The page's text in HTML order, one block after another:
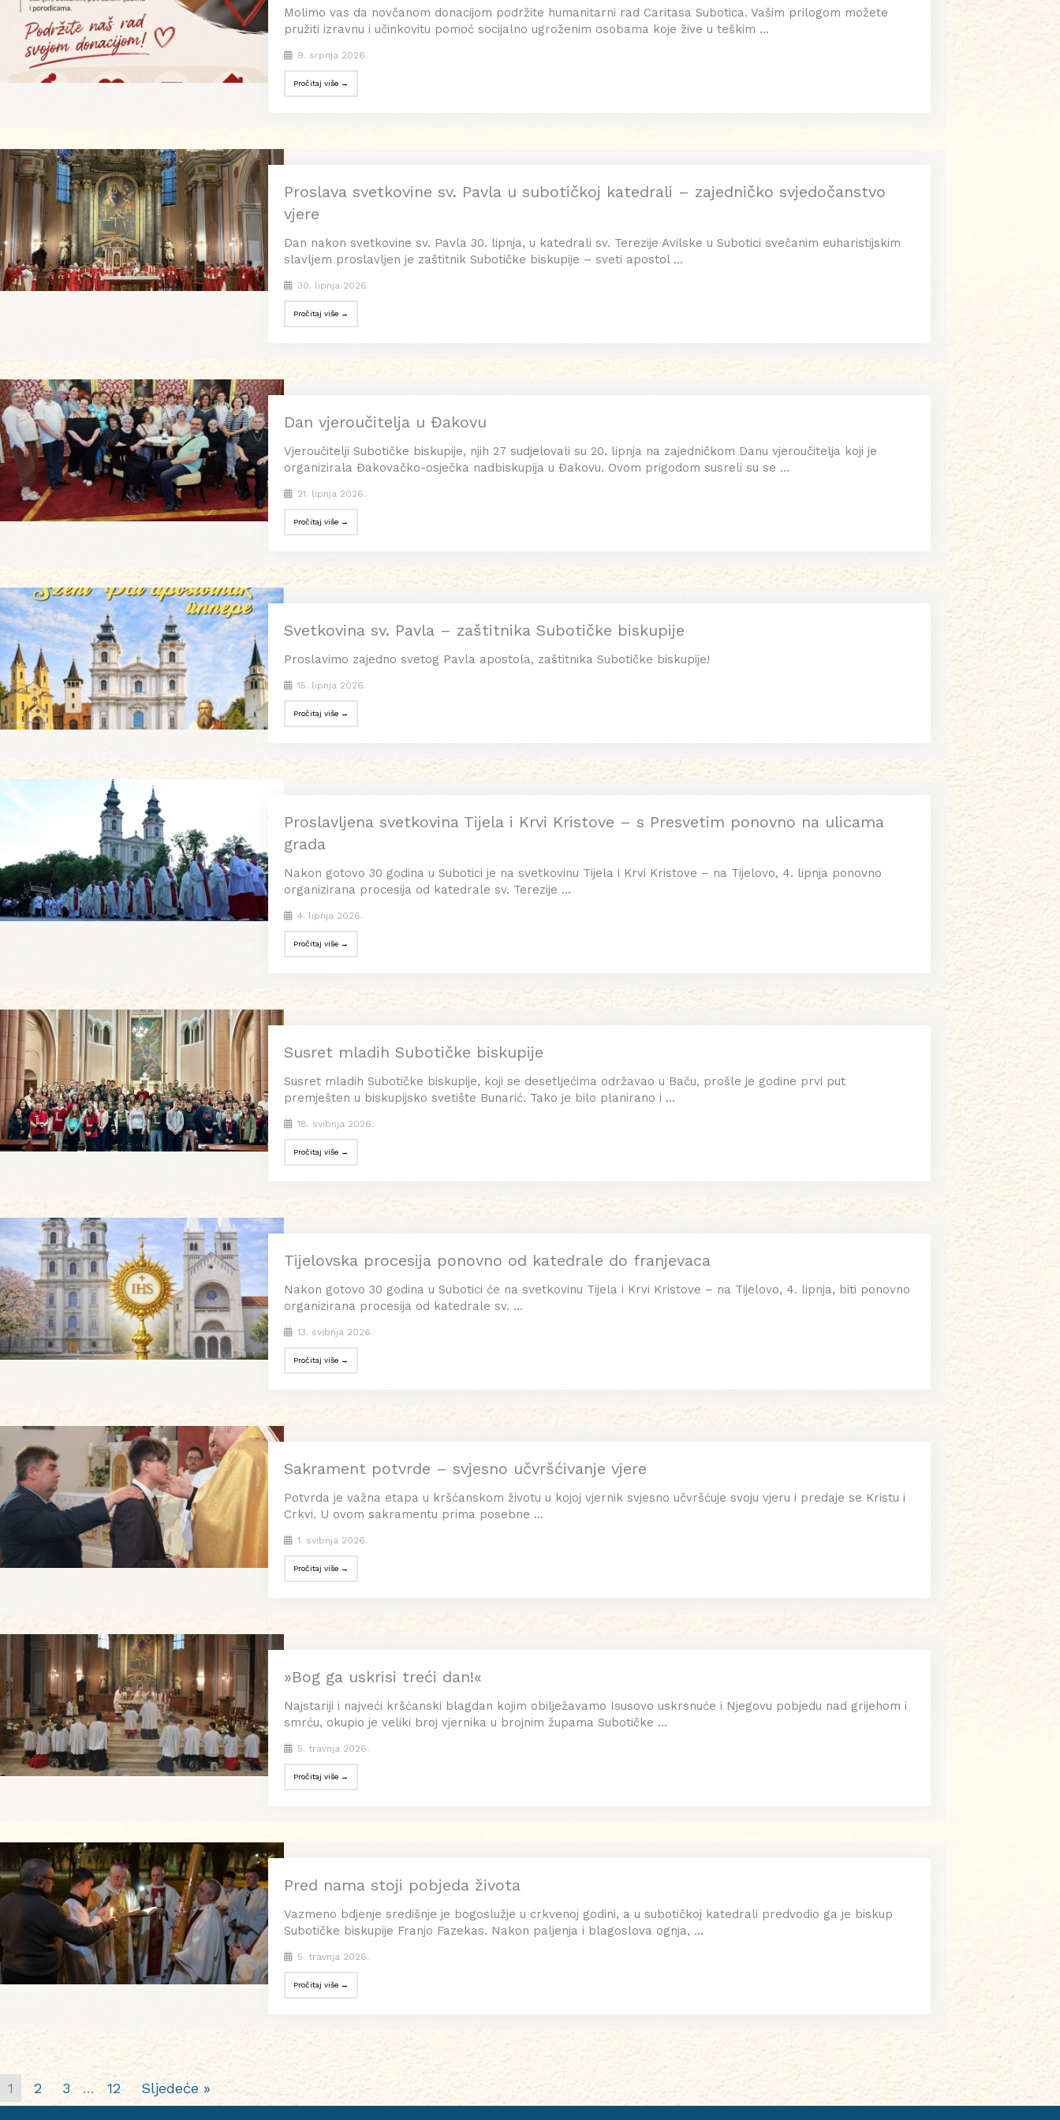
Molimo vas da novčanom donacijom podržite humanitarni rad Caritasa Subotica. Vašim prilogom možete
pružiti izravnu i učinkovitu pomoć socijalno ugroženim osobama koje žive u teškim ...
9. srpnja 2026.
Pročitaj više →
Proslava svetkovine sv. Pavla u subotičkoj katedrali – zajedničko svjedočanstvo
vjere
Dan nakon svetkovine sv. Pavla 30. lipnja, u katedrali sv. Terezije Avilske u Subotici svečanim euharistijskim
slavljem proslavljen je zaštitnik Subotičke biskupije – sveti apostol ...
30. lipnja 2026.
Pročitaj više →
Dan vjeroučitelja u Đakovu
Vjeroučitelji Subotičke biskupije, njih 27 sudjelovali su 20. lipnja na zajedničkom Danu vjeroučitelja koji je
organizirala Đakovačko-osječka nadbiskupija u Đakovu. Ovom prigodom susreli su se ...
21. lipnja 2026.
Pročitaj više →
Svetkovina sv. Pavla – zaštitnika Subotičke biskupije
Proslavimo zajedno svetog Pavla apostola, zaštitnika Subotičke biskupije!
15. lipnja 2026.
Pročitaj više →
Proslavljena svetkovina Tijela i Krvi Kristove – s Presvetim ponovno na ulicama
grada
Nakon gotovo 30 godina u Subotici je na svetkovinu Tijela i Krvi Kristove – na Tijelovo, 4. lipnja ponovno
organizirana procesija od katedrale sv. Terezije ...
4. lipnja 2026.
Pročitaj više →
Susret mladih Subotičke biskupije
Susret mladih Subotičke biskupije, koji se desetljećima održavao u Baču, prošle je godine prvi put
premješten u biskupijsko svetište Bunarić. Tako je bilo planirano i ...
18. svibnja 2026.
Pročitaj više →
Tijelovska procesija ponovno od katedrale do franjevaca
Nakon gotovo 30 godina u Subotici će na svetkovinu Tijela i Krvi Kristove – na Tijelovo, 4. lipnja, biti ponovno
organizirana procesija od katedrale sv. ...
13. svibnja 2026.
Pročitaj više →
Sakrament potvrde – svjesno učvršćivanje vjere
Potvrda je važna etapa u kršćanskom životu u kojoj vjernik svjesno učvršćuje svoju vjeru i predaje se Kristu i
Crkvi. U ovom sakramentu prima posebne ...
1. svibnja 2026.
Pročitaj više →
»Bog ga uskrisi treći dan!«
Najstariji i najveći kršćanski blagdan kojim obilježavamo Isusovo uskrsnuće i Njegovu pobjedu nad grijehom i
smrću, okupio je veliki broj vjernika u brojnim župama Subotičke ...
5. travnja 2026.
Pročitaj više →
Pred nama stoji pobjeda života
Vazmeno bdjenje središnje je bogoslužje u crkvenoj godini, a u subotičkoj katedrali predvodio ga je biskup
Subotičke biskupije Franjo Fazekas. Nakon paljenja i blagoslova ognja, ...
5. travnja 2026.
Pročitaj više →
1 2 3 … 12 Sljedeće »